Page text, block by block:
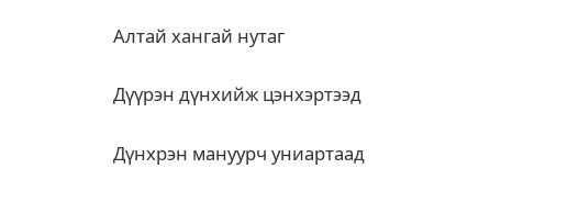
Алтай хангай нутаг
Дүүрэн дүнхийж цэнхэртээд
Дүнхрэн мануурч униартаад